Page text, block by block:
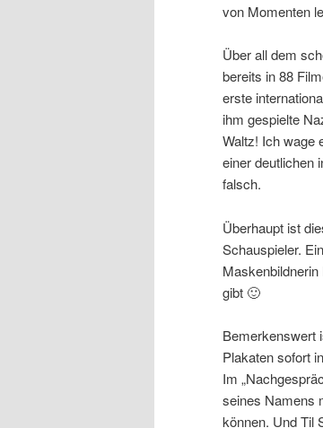
von Momenten
Über all dem
bereits in 88
erste
ihm gespielte
Waltz! Ich wage
einer deutlichen
falsch.
Überhaupt ist
Schauspieler.
gibt 🙂
Bemerkenswert
Plakaten sofort
Im
seines Namens
können. Und Til